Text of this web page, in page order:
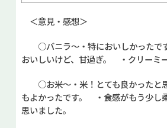
＜意見・感想＞
○バニラ～・特においしかったで
おいしいけど、甘過ぎ。 ・クリーミ
○お米～・米！とても良かったと
もよかったです。 ・食感がもう少し
思いました。